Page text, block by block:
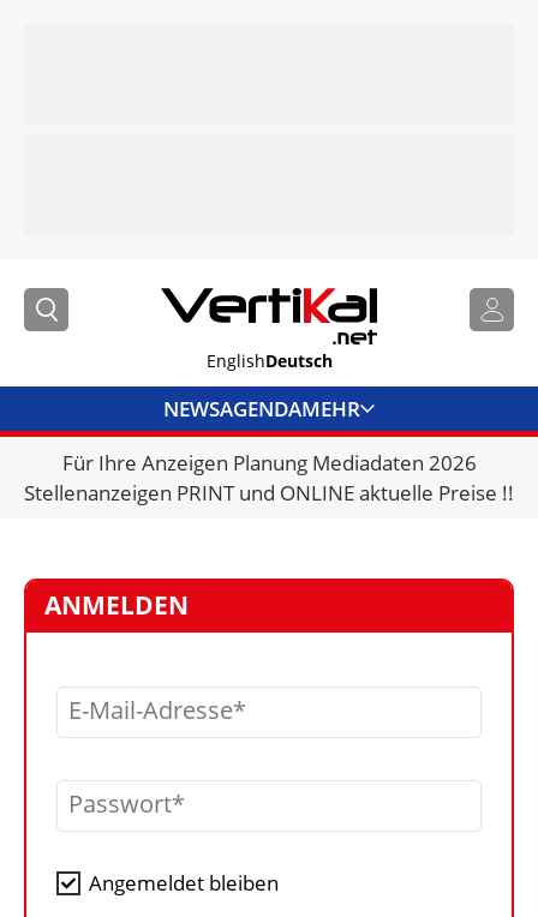
EnglishDeutsch
NEWSAGENDAMEHR
BRANCHENLINKS
VERMIETER
VIDEOS
BIBLIOTHEK
KRAN & BÜHNE
Für Ihre Anzeigen Planung Mediadaten 2026
Stellenanzeigen PRINT und ONLINE aktuelle Preise !!
ANMELDEN
E-Mail-Adresse
Passwort
Angemeldet bleiben